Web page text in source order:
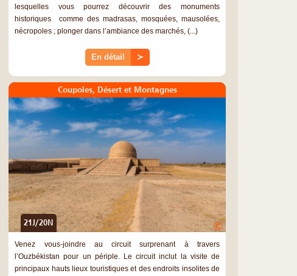
lesquelles vous pourrez découvrir des monuments
historiques comme des madrasas, mosquées, mausolées,
nécropoles ; plonger dans l’ambiance des marchés, (...)
En détail ≻
Coupoles, Désert et Montagnes
21J/20N ©
Venez vous-joindre au circuit surprenant à travers
l’Ouzbékistan pour un périple. Le circuit inclut la visite de
principaux hauts lieux touristiques et des endroits insolites de